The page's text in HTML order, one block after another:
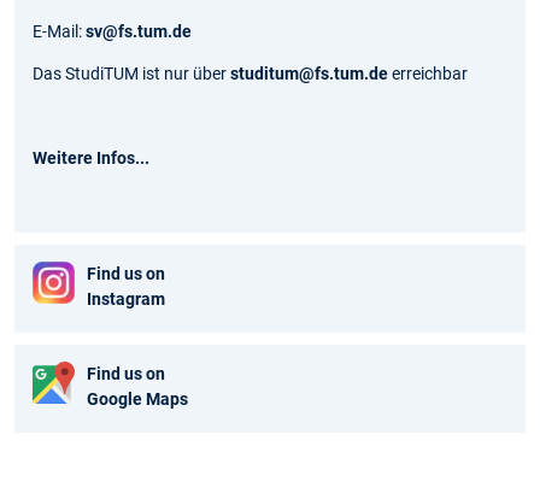
E-Mail:sv@fs.tum.de
Das StudiTUM ist nur überstuditum@fs.tum.deerreichbar
Weitere Infos...
Find us on
Instagram
Find us on
Google Maps